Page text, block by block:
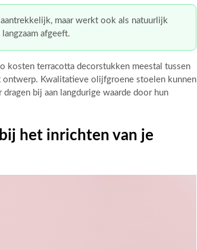
maar werkt ook als natuurlijk
afgeeft.
kosten terracotta decorstukken meestal tussen
Kwalitatieve olijfgroene stoelen kunnen
bij aan langdurige waarde door hun
het inrichten van je